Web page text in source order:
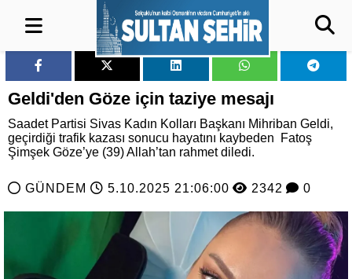
Geldi'den Göze için taziye mesajı
Saadet Partisi Sivas Kadın Kolları Başkanı Mihriban Geldi,
geçirdiği trafik kazası sonucu hayatını kaybeden Fatoş
Şimşek Göze’ye (39) Allah’tan rahmet diledi.
GÜNDEM 5.10.2025 21:06:00 2342 0